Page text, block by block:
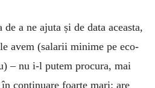
a ne ajuta și de data aceas­ta,
avem (salarii minime pe eco­
– nu i-l pu­tem procura, mai
continuare foarte mari: are